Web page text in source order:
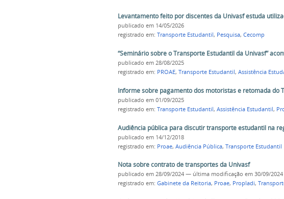
Levantamento feito por discentes da Univasf estuda
publicado em 14/05/2026
registrado em: Transporte Estudantil, Pesquisa, Cecomp
“Seminário sobre o Transporte Estudantil da Univasf”
publicado em 28/08/2025
registrado em: PROAE, Transporte Estudantil, Assistência
Informe sobre pagamento dos motoristas e retomada do
publicado em 01/09/2025
registrado em: Transporte Estudantil, Assistência Estudantil,
Audiência pública para discutir transporte estudantil na
publicado em 14/12/2018
registrado em: Proae, Audiência Pública, Transporte Estudantil
Nota sobre contrato de transportes da Univasf
publicado em 28/09/2024 — última modificação em 30/09/
registrado em: Gabinete da Reitoria, Proae, Propladi,